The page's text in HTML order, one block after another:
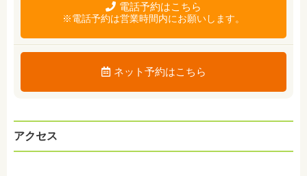
電話予約はこちら
※電話予約は営業時間内にお願いします。
ネット予約はこちら
アクセス